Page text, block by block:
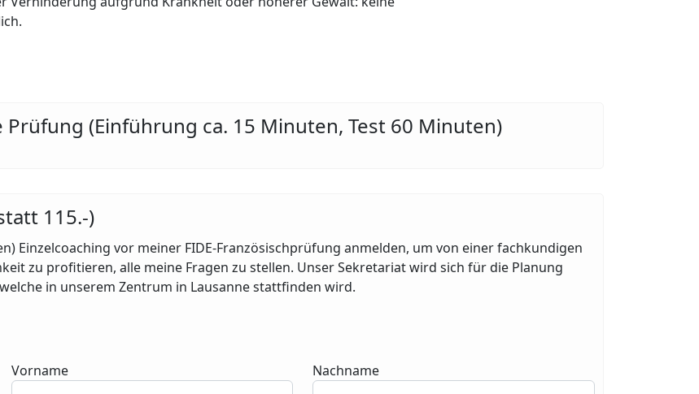
(Einführung ca. 15 Minuten, Test 60 Minuten)
115.-)
Einzelcoaching vor meiner FIDE-Französischprüfung anmelden, um von einer fachkundigen
zu profitieren, alle meine Fragen zu stellen. Unser Sekretariat wird sich für die Planung
in unserem Zentrum in Lausanne stattfinden wird.
Vorname Nachname